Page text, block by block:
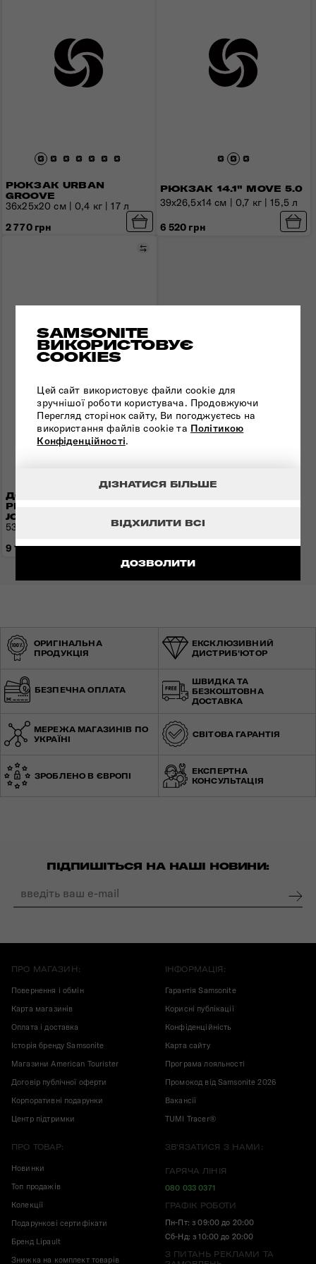
SAMSONITE
ВИКОРИСТОВУЄ
COOKIES
Цей сайт використовує файли cookie для
зручнішої роботи користувача. Продовжуючи
Перегляд сторінок сайту, Ви погоджуєтесь на
використання файлів cookie та Політикою
Конфіденційності.
ДОЗВОЛИТИ
ВІДХИЛИТИ ВСІ
ДІЗНАТИСЯ БІЛЬШЕ
РЮКЗАК URBAN
GROOVE
36x25x20 см | 0,4 кг | 17 л
2 770 грн
РЮКЗАК 14.1" MOVE 5.0
39x26,5x14 см | 0,7 кг | 15,5 л
6 520 грн
ДОРОЖНЯ СУМКА-
РЮКЗАК MOVE
JOURNEY
Порівняти
53x31x28 см | 1,2 кг | 54 л
9 120 грн
ОРИГІНАЛЬНА
ПРОДУКЦІЯ
ЕКСКЛЮЗИВНИЙ
ДИСТРИБ'ЮТОР
БЕЗПЕЧНА ОПЛАТА
ШВИДКА ТА
БЕЗКОШТОВНА
ДОСТАВКА
МЕРЕЖА МАГАЗИНІВ ПО
УКРАЇНІ
СВІТОВА ГАРАНТІЯ
ЗРОБЛЕНО В ЄВРОПІ
ЕКСПЕРТНА
КОНСУЛЬТАЦІЯ
ПІДПИШІТЬСЯ НА НАШІ НОВИНИ:
ПРО МАГАЗИН:
Повернення і обмін
Карта магазинів
Оплата і доставка
Історія бренду Samsonite
Магазини American Tourister
Договір публічної оферти
Корпоративні подарунки
Центр підтримки
ІНФОРМАЦІЯ:
Гарантія Samsonite
Корисні публікації
Конфіденційність
Карта сайту
Програма лояльності
Промокод від Samsonite 2026
Вакансії
TUMI Tracer®
ПРО ТОВАР:
Новинки
Топ продажів
Колекції
Подарункові сертифікати
Бренд Lipault
Знижка на комплект товарів
ЗВ'ЯЗАТИСЯ З НАМИ:
ГАРЯЧА ЛІНІЯ
080 033 0371
ГРАФІК РОБОТИ
Пн-Пт: з 09:00 до 20:00
Сб-Нд: з 10:00 до 20:00
З ПИТАНЬ РЕКЛАМИ ТА